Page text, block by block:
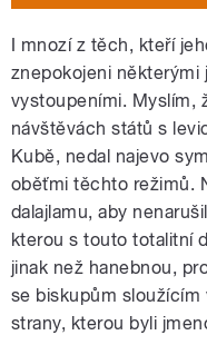
I mnozí z těch, kteří
znepokojeni některými
vystoupeními. Myslím,
návštěvách států s
Kubě, nedal najevo
oběťmi těchto režimů.
dalajlamu, aby
kterou s touto totalitní
jinak než hanebnou,
se biskupům
strany, kterou byli